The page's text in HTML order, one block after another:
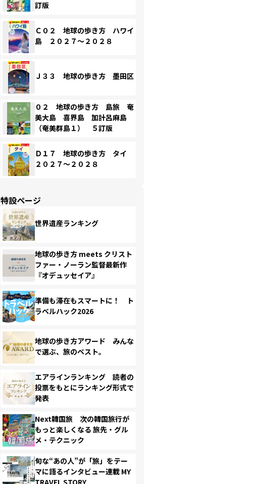
訂版
Ｃ０２ 地球の歩き方 ハワイ
島 ２０２７～２０２８
Ｊ３３ 地球の歩き方 墨田区
０２ 地球の歩き方 島旅 奄
美大島 喜界島 加計呂麻島
（奄美群島１） ５訂版
Ｄ１７ 地球の歩き方 タイ
２０２７～２０２８
特設ページ
世界遺産ランキング
地球の歩き方 meets クリスト
ファー・ノーラン監督最新作
『オデュッセイア』
準備も滞在もスマートに！ ト
ラベルハック2026
地球の歩き方アワード みんな
で選ぶ、旅のベスト。
エアラインランキング 読者の
投票をもとにランキング形式で
発表
Next韓国旅 次の韓国旅行が
もっと楽しくなる 旅先・グル
メ・テクニック
旬な“あの人”が「旅」をテー
マに語るインタビュー連載 MY
TRAVEL STORY